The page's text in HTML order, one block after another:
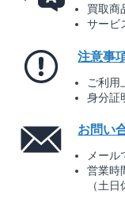
買取商
サービ
注意事
ご利用
身分証
お問い
メー
営業時
（土日